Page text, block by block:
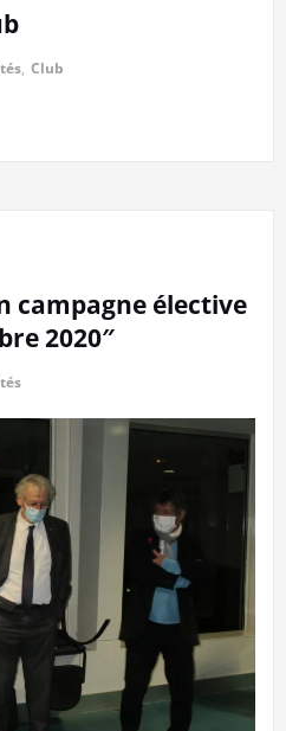
, Club
campagne élective
2020″